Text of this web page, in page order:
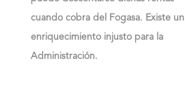
cuando cobra del Fogasa. Existe un
enriquecimiento injusto para la
Administración.